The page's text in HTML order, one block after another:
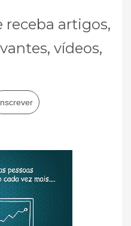
receba artigos,
vídeos,